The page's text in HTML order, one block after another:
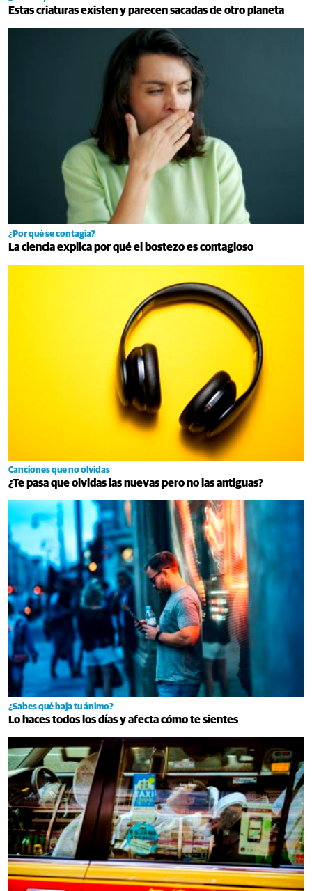
Estas criaturas existen y parecen sacadas de otro planeta
¿Por qué se contagia?
La ciencia explica por qué el bostezo es contagioso
Canciones que no olvidas
¿Te pasa que olvidas las nuevas pero no las antiguas?
¿Sabes qué baja tu ánimo?
Lo haces todos los días y afecta cómo te sientes